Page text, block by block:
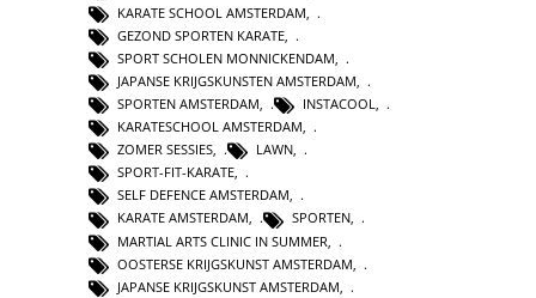
KARATE SCHOOL AMSTERDAM
GEZOND SPORTEN KARATE
SPORT SCHOLEN MONNICKENDAM,
JAPANSE KRIJGSKUNSTEN AMSTERDAM,
SPORTEN AMSTERDAM, INSTACOOL,
KARATESCHOOL AMSTERDAM,
ZOMER SESSIES, LAWN,
SPORT-FIT-KARATE,
SELF DEFENCE AMSTERDAM,
KARATE AMSTERDAM, SPORTEN,
MARTIAL ARTS CLINIC IN SUMMER
OOSTERSE KRIJGSKUNST AMSTERDAM
JAPANSE KRIJGSKUNST AMSTERDAM